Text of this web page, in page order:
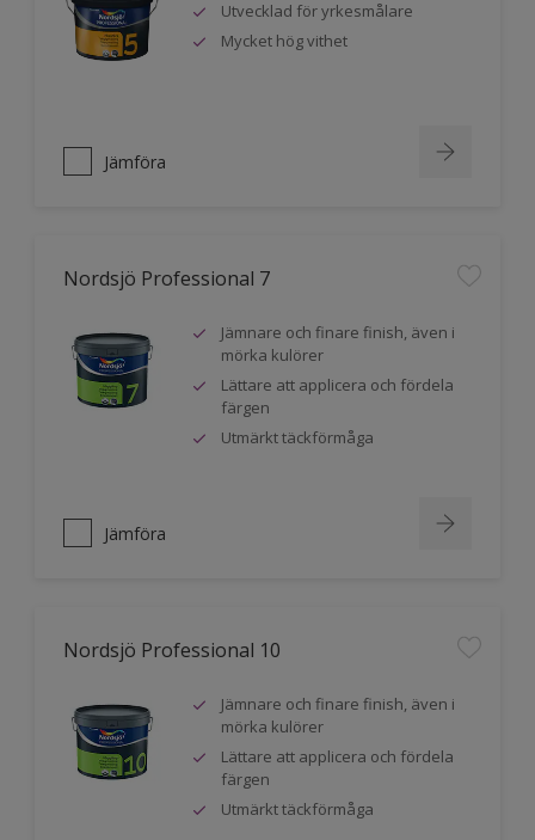
Utvecklad för yrkesmålare
Mycket hög vithet
Jämföra
Nordsjö Professional 7
Jämnare och finare finish, även i
mörka kulörer
Lättare att applicera och fördela
färgen
Utmärkt täckförmåga
Jämföra
Nordsjö Professional 10
Jämnare och finare finish, även i
mörka kulörer
Lättare att applicera och fördela
färgen
Utmärkt täckförmåga